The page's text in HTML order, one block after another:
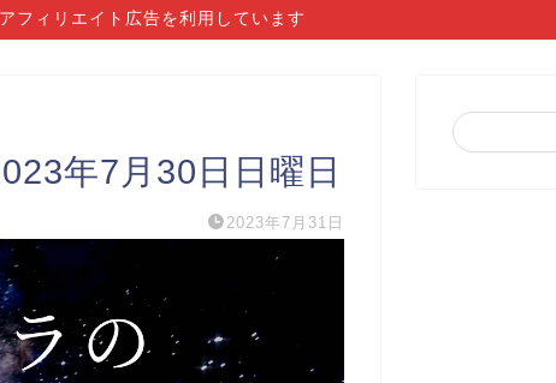
アフィリエイト広告を利用しています
年7月30日日曜日
2023年7月31日